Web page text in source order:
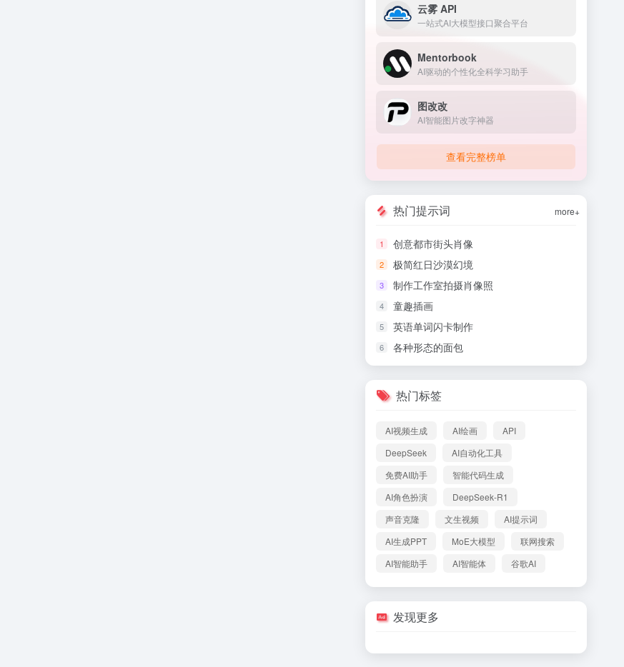
云雾 API
一站式AI大模型接口聚合平台
Mentorbook
AI驱动的个性化全科学习助手
图改改
AI智能图片改字神器
查看完整榜单
热门提示词 more+
1 创意都市街头肖像
2 极简红日沙漠幻境
3 制作工作室拍摄肖像照
4 童趣插画
5 英语单词闪卡制作
6 各种形态的面包
热门标签
AI视频生成 AI绘画
API
DeepSeek
AI自动化工具
免费AI助手
智能代码生成
AI角色扮演
DeepSeek-R1
声音克隆
文生视频
AI提示词
AI生成PPT
MoE大模型
联网搜索
AI智能助手
AI智能体 谷歌AI
发现更多